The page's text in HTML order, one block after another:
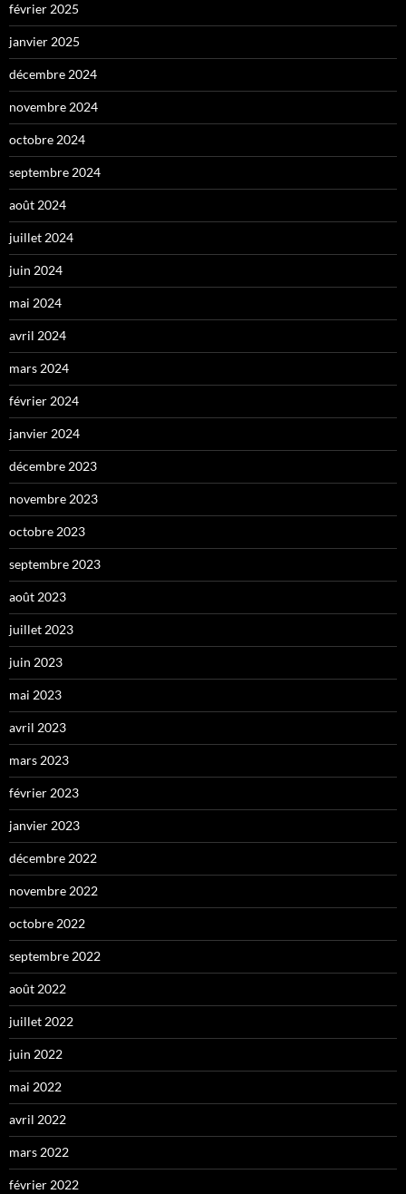
février 2025
janvier 2025
décembre 2024
novembre 2024
octobre 2024
septembre 2024
août 2024
juillet 2024
juin 2024
mai 2024
avril 2024
mars 2024
février 2024
janvier 2024
décembre 2023
novembre 2023
octobre 2023
septembre 2023
août 2023
juillet 2023
juin 2023
mai 2023
avril 2023
mars 2023
février 2023
janvier 2023
décembre 2022
novembre 2022
octobre 2022
septembre 2022
août 2022
juillet 2022
juin 2022
mai 2022
avril 2022
mars 2022
février 2022